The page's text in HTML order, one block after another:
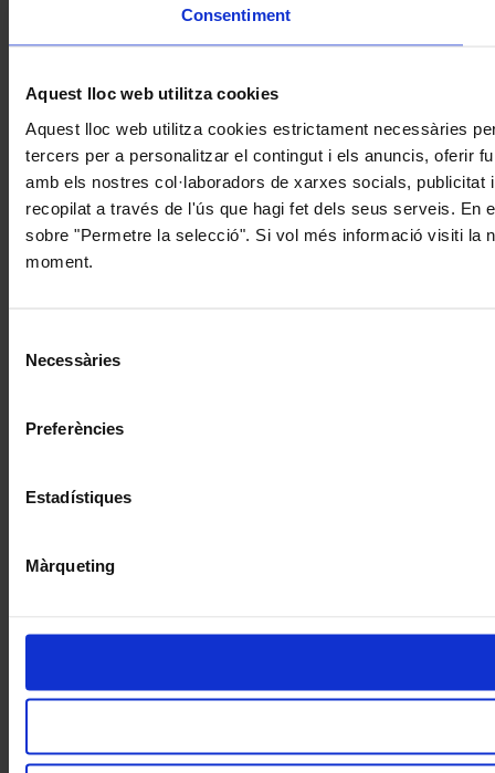
Consentiment
Aquest lloc web utilitza cookies
Aquest lloc web utilitza cookies estrictament necessàries
tercers per a personalitzar el contingut i els anuncis, oferir
amb els nostres col·laboradors de xarxes socials,
recopilat a través de l'ús que hagi fet dels seus serveis. En
sobre "Permetre la selecció". Si vol més informació visiti la
moment.
Necessàries
Preferències
Estadístiques
Màrqueting